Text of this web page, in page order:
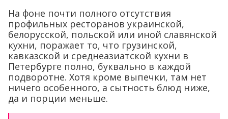
На фоне почти полного отсутствия
профильных ресторанов украинской,
белорусской, польской или иной славянской
кухни, поражает то, что грузинской,
кавказской и среднеазиатской кухни в
Петербурге полно, буквально в каждой
подворотне. Хотя кроме выпечки, там нет
ничего особенного, а сытность блюд ниже,
да и порции меньше.